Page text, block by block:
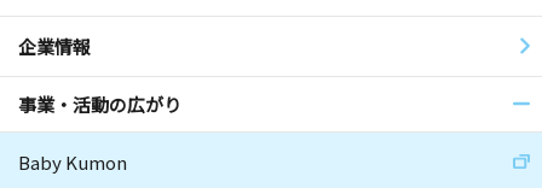
企業情報
事業・活動の広がり
Baby Kumon